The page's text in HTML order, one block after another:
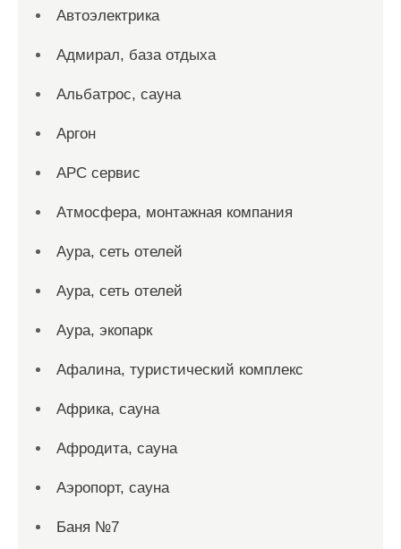
Автоэлектрика
Адмирал, база отдыха
Альбатрос, сауна
Аргон
АРС сервис
Атмосфера, монтажная компания
Аура, сеть отелей
Аура, сеть отелей
Аура, экопарк
Афалина, туристический комплекс
Африка, сауна
Афродита, сауна
Аэропорт, сауна
Баня №7